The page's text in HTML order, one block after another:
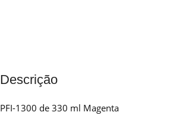
Descrição
PFI-1300 de 330 ml Magenta